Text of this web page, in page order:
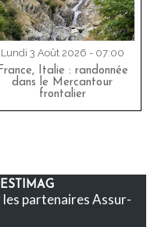
Lundi 3 Août 2026 - 07:00
France, Italie : randonnée
dans le Mercantour
frontalier
partenaires Assur-